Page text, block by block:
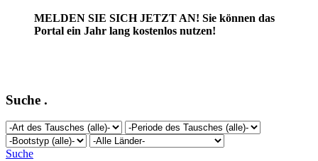
MELDEN SIE SICH JETZT AN! Sie können das
Portal ein Jahr lang kostenlos nutzen!
Suche .
Suche